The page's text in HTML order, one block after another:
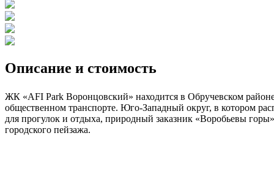
Описание и стоимость
ЖК «AFI Park Воронцовский» находится в Обручевском
общественном транспорте. Юго-Западный округ, в котором
для прогулок и отдыха, природный заказник «Воробьевы
городского пейзажа.